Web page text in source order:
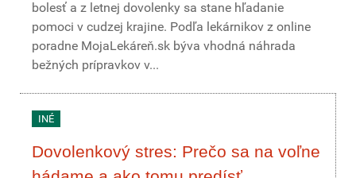
bolesť a z letnej dovolenky sa stane hľadanie
pomoci v cudzej krajine. Podľa lekárnikov z online
poradne MojaLekáreň.sk býva vhodná náhrada
bežných prípravkov v...
INÉ
Dovolenkový stres: Prečo sa na voľne